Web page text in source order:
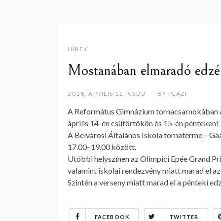
HÍREK
Mostanában elmaradó
2016. ÁPRILIS 12. KEDD BY PLAZI
A Református Gimnázium
április 14-én csütörtökön és 15-én pénteken!
A Belvárosi Általános Iskola tornaterme –
17.00–19.00 között.
Utóbbi helyszínen az Olimpici Epée Grand
valamint iskolai rendezvény miatt marad el
Szintén a verseny miatt marad el a pénteki
FACEBOOK TWITTER